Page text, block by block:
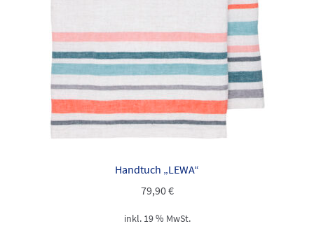
Handtuch „LEWA“
79,90€
inkl. 19 % MwSt.